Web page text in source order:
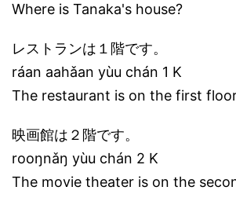
Where is Tanaka's house?
レストランは１階です。
ráan aahǎan yùu chán 1 K
The restaurant is on the first
映画館は２階です。
rooŋnǎŋ yùu chán 2 K
The movie theater is on the